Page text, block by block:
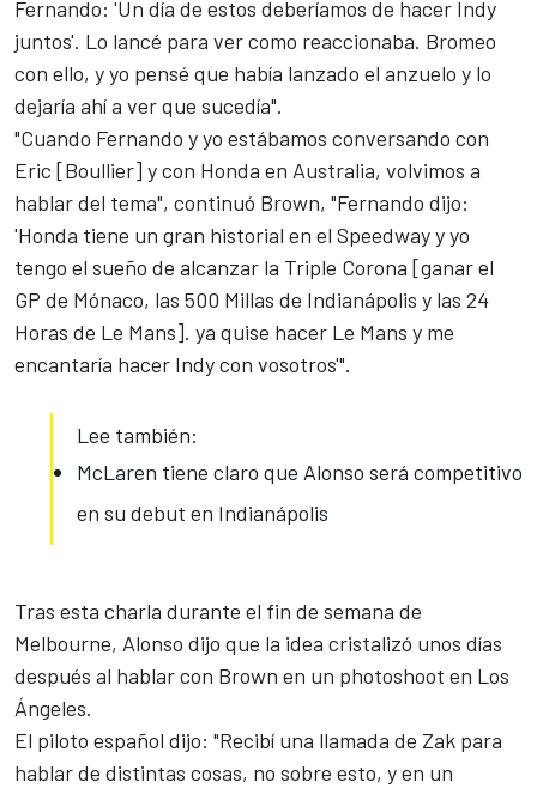
Fernando: 'Un día de estos deberíamos de hacer Indy
juntos'. Lo lancé para ver como reaccionaba. Bromeo
con ello, y yo pensé que había lanzado el anzuelo y lo
dejaría ahí a ver que sucedía".
"Cuando Fernando y yo estábamos conversando con
Eric [Boullier] y con Honda en Australia, volvimos a
hablar del tema", continuó Brown, "Fernando dijo:
'Honda tiene un gran historial en el Speedway y yo
tengo el sueño de alcanzar la Triple Corona [ganar el
GP de Mónaco, las 500 Millas de Indianápolis y las 24
Horas de Le Mans]. ya quise hacer Le Mans y me
encantaría hacer Indy con vosotros'".
Lee también:
McLaren tiene claro que Alonso será competitivo
en su debut en Indianápolis
Tras esta charla durante el fin de semana de
Melbourne, Alonso dijo que la idea cristalizó unos días
después al hablar con Brown en un photoshoot en Los
Ángeles.
El piloto español dijo: "Recibí una llamada de Zak para
hablar de distintas cosas, no sobre esto, y en un